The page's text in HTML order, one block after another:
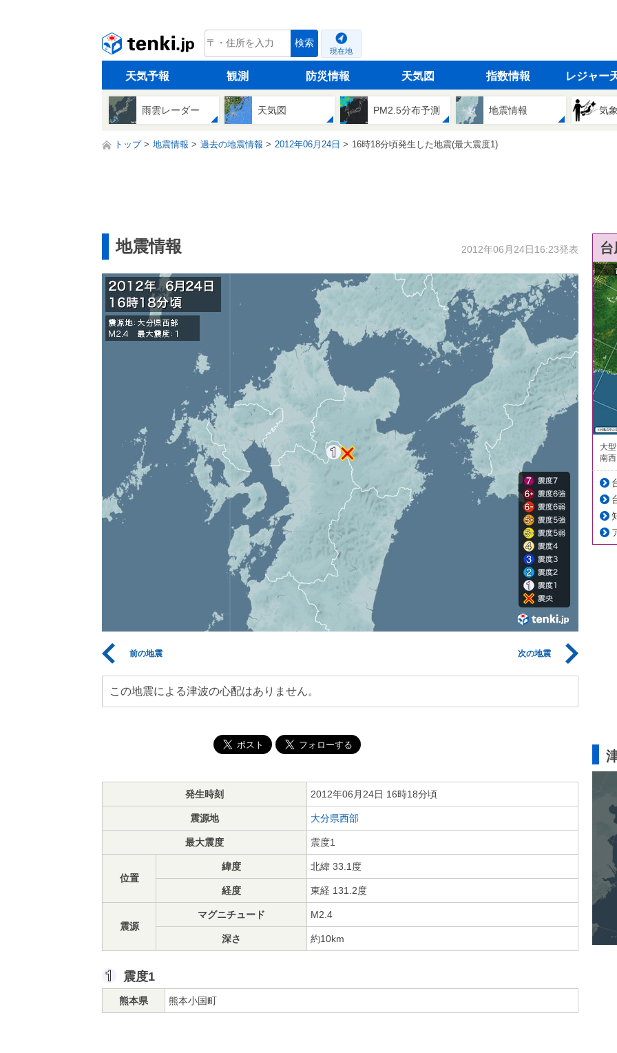
tenki.jp 検索
現在地
天気予報 観測 防災情報 天気図 指数情報 レジャー
雨雲レーダー 天気図 PM2.5分布予測 地震情報 気
トップ 地震情報 過去の地震情報 2012年06月24日 16時18分頃発生した地震(最大震度1)
地震情報 2012年06月24日16:23発表
前の地震 次の地震
この地震による津波の心配はありません。
発生時刻 2012年06月24日 16時18分頃
震源地 大分県西部
最大震度 震度1
位置
緯度 北緯 33.1度
経度 東経 131.2度
震源
マグニチュード M2.4
深さ 約10km
震度1
熊本県 熊本小国町
大
南